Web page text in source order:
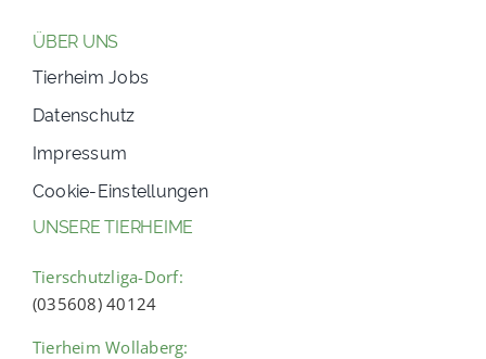
ÜBER UNS
Tierheim Jobs
Datenschutz
Impressum
Cookie-Einstellungen
UNSERE TIERHEIME
Tierschutzliga-Dorf:
(035608) 40124
Tierheim Wollaberg: